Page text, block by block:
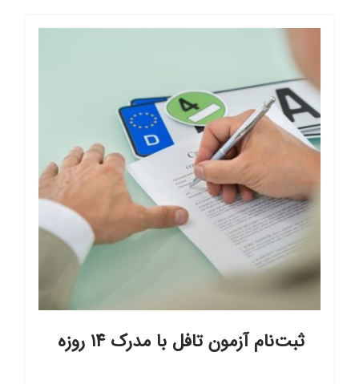
ثبت‌نام آزمون تافل با مدرک ۱۴ روزه